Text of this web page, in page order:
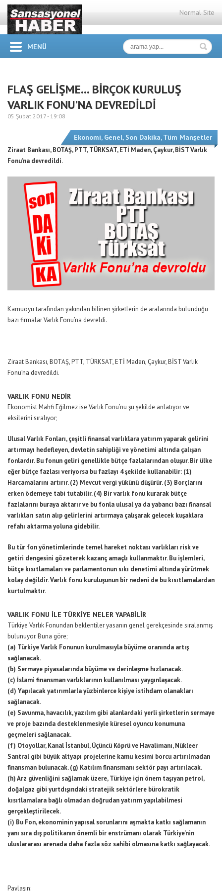
Normal Site
MENÜ
FLAŞ GELİŞME… BİRÇOK KURULUŞ
VARLIK FONU’NA DEVREDİLDİ
05 Şubat 2017 - 19:08
Ekonomi, Genel, Son Dakika,Tüm Manşetler
Ziraat Bankası, BOTAŞ, PTT, TÜRKSAT, ETİ Maden, Çaykur, BİST Varlık
Fonu’na devredildi.
Kamuoyu tarafından yakından bilinen şirketlerin de aralarında bulunduğu
bazı firmalar Varlık Fonu’na devreldi.
Ziraat Bankası, BOTAŞ, PTT, TÜRKSAT, ETİ Maden, Çaykur, BİST Varlık
Fonu’na devredildi.
VARLIK FONU NEDİR
Ekonomist Mahfi Eğilmez ise Varlık Fonu’nu şu şekilde anlatıyor ve
eksilerini sıralıyor;
Ulusal Varlık Fonları, çeşitli finansal varlıklara yatırım yaparak gelirini
artırmayı hedefleyen, devletin sahipliği ve yönetimi altında çalışan
fonlardır. Bu fonun geliri genellikle bütçe fazlalarından oluşur. Bir ülke
eğer bütçe fazlası veriyorsa bu fazlayı 4 şekilde kullanabilir: (1)
Harcamalarını artırır. (2) Mevcut vergi yükünü düşürür. (3) Borçlarını
erken ödemeye tabi tutabilir. (4) Bir varlık fonu kurarak bütçe
fazlalarını buraya aktarır ve bu fonla ulusal ya da yabancı bazı finansal
varlıkları satın alıp gelirlerini artırmaya çalışarak gelecek kuşaklara
refahı aktarma yoluna gidebilir.
Bu tür fon yönetimlerinde temel hareket noktası varlıkları risk ve
getiri dengesini gözeterek kazanç amaçlı kullanmaktır. Bu işlemleri,
bütçe kısıtlamaları ve parlamentonun sıkı denetimi altında yürütmek
kolay değildir. Varlık fonu kuruluşunun bir nedeni de bu kısıtlamalardan
kurtulmaktır.
VARLIK FONU İLE TÜRKİYE NELER YAPABİLİR
Türkiye Varlık Fonundan beklentiler yasanın genel gerekçesinde sıralanmış
bulunuyor. Buna göre;
(a) Türkiye Varlık Fonunun kurulmasıyla büyüme oranında artış
sağlanacak.
(b) Sermaye piyasalarında büyüme ve derinleşme hızlanacak.
(c) İslami finansman varlıklarının kullanılması yaygınlaşacak.
(d) Yapılacak yatırımlarla yüzbinlerce kişiye istihdam olanakları
sağlanacak.
(e) Savunma, havacılık, yazılım gibi alanlardaki yerli şirketlerin sermaye
ve proje bazında desteklenmesiyle küresel oyuncu konumuna
geçmeleri sağlanacak.
(f) Otoyollar, Kanal İstanbul, Üçüncü Köprü ve Havalimanı, Nükleer
Santral gibi büyük altyapı projelerine kamu kesimi borcu artırılmadan
finansman bulunacak. (g) Katılım finansmanı sektör payı artırılacak.
(h) Arz güvenliğini sağlamak üzere, Türkiye için önem taşıyan petrol,
doğalgaz gibi yurtdışındaki stratejik sektörlere bürokratik
kısıtlamalara bağlı olmadan doğrudan yatırım yapılabilmesi
gerçekleştirilecek.
(i) Bu Fon, ekonominin yapısal sorunlarını aşmakta katkı sağlamanın
yanı sıra dış politikanın önemli bir enstrümanı olarak Türkiye’nin
uluslararası arenada daha fazla söz sahibi olmasına katkı sağlayacak.
Paylaşın: